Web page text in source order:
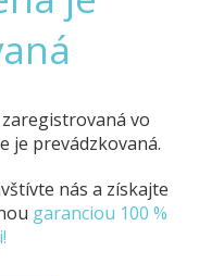
vo
je prevádzkovaná.
nás a získajte
garanciou 100 %